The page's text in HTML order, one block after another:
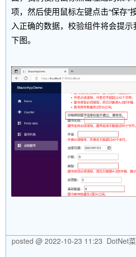
项，然后使用鼠标左键点击“保存”
入正确的数据，校验组件将会提
下图。
posted @ 2022-10-23 11:23 DotNet